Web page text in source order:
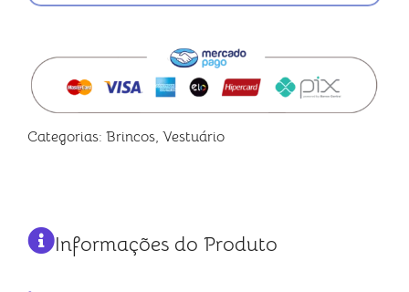
Categorias: Brincos, Vestuário
Informações do Produto